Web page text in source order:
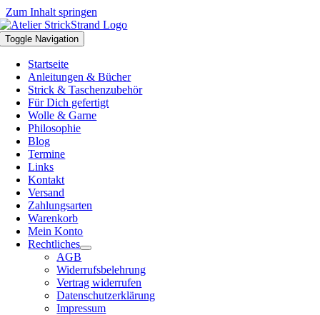
Zum Inhalt springen
Toggle Navigation
Startseite
Anleitungen & Bücher
Strick & Taschenzubehör
Für Dich gefertigt
Wolle & Garne
Philosophie
Blog
Termine
Links
Kontakt
Versand
Zahlungsarten
Warenkorb
Mein Konto
Rechtliches
AGB
Widerrufsbelehrung
Vertrag widerrufen
Datenschutzerklärung
Impressum